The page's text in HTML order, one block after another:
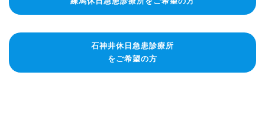
石神井休日急患診療所
をご希望の方